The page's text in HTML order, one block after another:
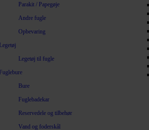
Parakit / Papegøje
Andre fugle
Opbevaring
Legetøj
Legetøj til fugle
Fuglebure
Bure
Fuglebadekar
Reservedele og tilbehør
Vand og foderskål